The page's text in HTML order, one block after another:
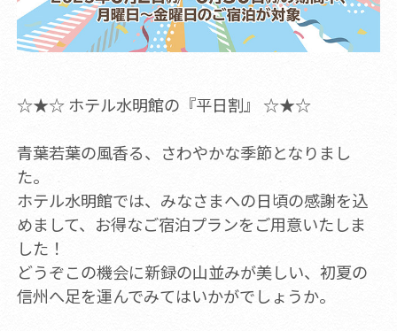
☆★☆ ホテル水明館の『平日割』 ☆★☆
青葉若葉の風香る、さわやかな季節となりまし
た。
ホテル水明館では、みなさまへの日頃の感謝を込
めまして、お得なご宿泊プランをご用意いたしま
した！
どうぞこの機会に新録の山並みが美しい、初夏の
信州へ足を運んでみてはいかがでしょうか。